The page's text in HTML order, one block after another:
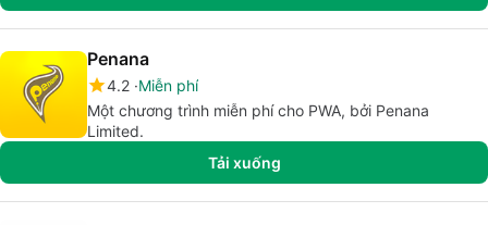
Penana
4.2 Miễn phí
Một chương trình miễn phí cho PWA, bởi Penana
Limited.
Tải xuống